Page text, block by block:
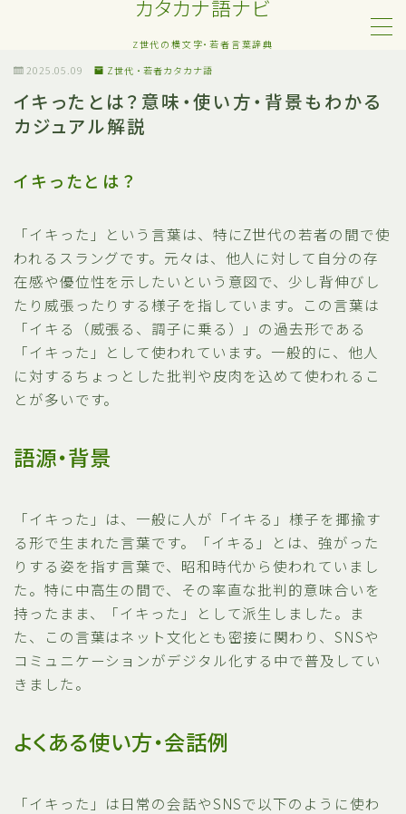
カタカナ語ナビ
Z世代の横文字・若者言葉辞典
MENU
Z世代・若者カタカナ語
ネット・SNS用語
日常でよく聞く流行語
略語・造語
2025.05.09 Z世代・若者カタカナ語
イキったとは？意味・使い方・背景もわかる
カジュアル解説
イキったとは？
「イキった」という言葉は、特にZ世代の若者の間で使
われるスラングです。元々は、他人に対して自分の存
在感や優位性を示したいという意図で、少し背伸びし
たり威張ったりする様子を指しています。この言葉は
「イキる（威張る、調子に乗る）」の過去形である
「イキった」として使われています。一般的に、他人
に対するちょっとした批判や皮肉を込めて使われるこ
とが多いです。
語源・背景
「イキった」は、一般に人が「イキる」様子を揶揄す
る形で生まれた言葉です。「イキる」とは、強がった
りする姿を指す言葉で、昭和時代から使われていまし
た。特に中高生の間で、その率直な批判的意味合いを
持ったまま、「イキった」として派生しました。ま
た、この言葉はネット文化とも密接に関わり、SNSや
コミュニケーションがデジタル化する中で普及してい
きました。
よくある使い方・会話例
「イキった」は日常の会話やSNSで以下のように使わ